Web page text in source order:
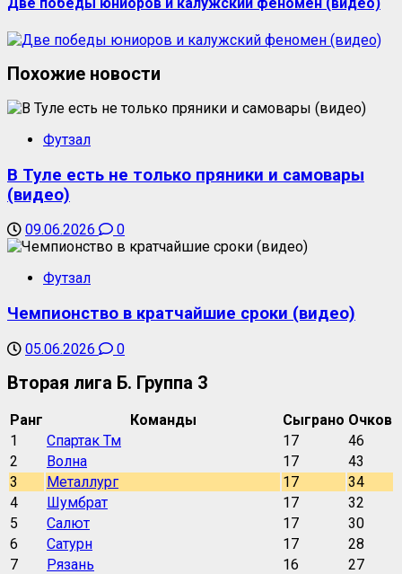
Две победы юниоров и калужский феномен (видео)
Похожие новости
Футзал
В Туле есть не только пряники и самовары
(видео)
09.06.2026 0
Футзал
Чемпионство в кратчайшие сроки (видео)
05.06.2026 0
Вторая лига Б. Группа 3
Ранг Команды Сыграно Очков
1
Спартак Тм 17
46
2
Волна 17
43
3
Металлург 17
34
4
Шумбрат 17
32
5
Салют 17
30
6
Сатурн 17
28
7
Рязань 16
27